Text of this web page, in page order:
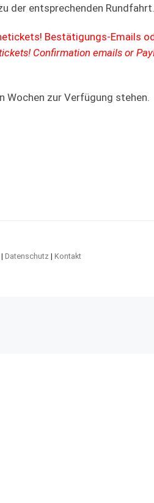
der entsprechenden Rundfahrt.
Bestätigungs-Emails
Confirmation emails or
Wochen zur Verfügung stehen.
| Datenschutz | Kontakt